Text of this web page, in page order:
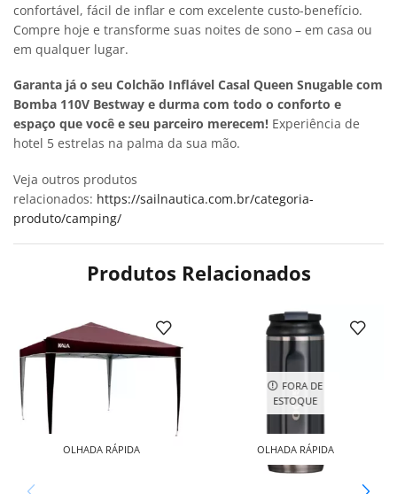
confortável, fácil de inflar e com excelente custo-benefício.
Compre hoje e transforme suas noites de sono – em casa ou
em qualquer lugar.
Garanta já o seu Colchão Inflável Casal Queen Snugable com
Bomba 110V Bestway e durma com todo o conforto e
espaço que você e seu parceiro merecem! Experiência de
hotel 5 estrelas na palma da sua mão.
Veja outros produtos
relacionados: https://sailnautica.com.br/categoria-
produto/camping/
Produtos Relacionados
OLHADA RÁPIDA
FORA DE
ESTOQUE
OLHADA RÁPIDA